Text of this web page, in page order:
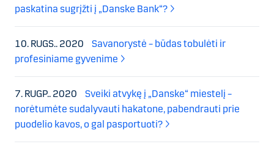
paskatina sugrįžti į „Danske Bank“?
10. RUGS.. 2020
Savanorystė – būdas tobulėti ir
profesiniame gyvenime
7. RUGP.. 2020
Sveiki atvykę į „Danske“ miestelį –
norėtumėte sudalyvauti hakatone, pabendrauti prie
puodelio kavos, o gal pasportuoti?